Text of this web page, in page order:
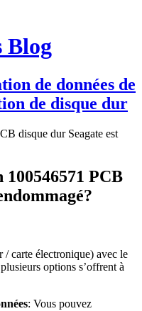
Blog
de données de
de disque dur
disque dur Seagate est
PCB
/ carte électronique) avec le
options s’offrent à
: Vous pouvez